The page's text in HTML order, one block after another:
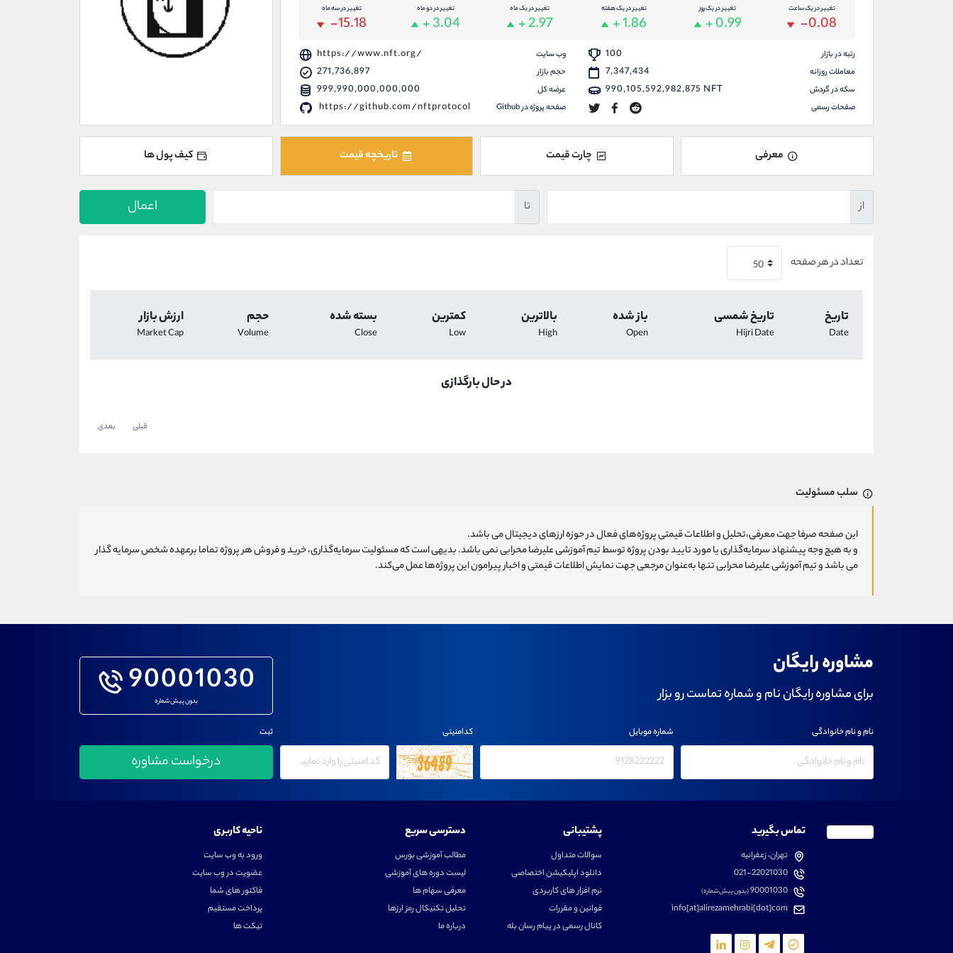
تغییر در یک ساعت
-0.08
تغییر در یک روز
+ 0.99
تغییر در یک هفته
+ 1.86
تغییر در یک ماه
+ 2.97
تغییر در دو ماه
+ 3.04
تغییر در سه ماه
-15.18
رتبه در بازار 100 وب سایت https://www.nft.org/
معاملات روزانه 7,347,434 حجم بازار 271,736,897
سکه در گردش 990,105,592,982,875 NFT عرضه کل 999,990,000,000,000
صفحات رسمی صفحه پروژه در Github https://github.com/nftprotocol
معرفی چارت قیمت تاریخچه قیمت کیف پول ها
از تا اعمال
تعداد در هر صفحه
تاریخ
Date
تاریخ شمسی
Hijri Date
باز شده
Open
بالاترین
High
کمترین
Low
بسته شده
Close
حجم
Volume
ارزش بازار
Market Cap
در حال بارگذازی
قبلی بعدی
سلب مسئولیت
این صفحه صرفا جهت معرفی،تحلیل و اطلاعات قیمتی پروژه‌های فعال در حوزه ارزهای دیجیتال می باشد.
و به هیچ وجه پیشنهاد سرمایه‌گذاری یا مورد تایید بودن پروژه توسط تیم آموزشی علیرضا محرابی نمی باشد. بدیهی است که مسئولیت سرمایه‌گذاری، خرید و فروش هر پروژه تماما برعهده شخص سرمایه گذار
می باشد و تیم آموزشی علیرضا محرابی تنها به‌عنوان مرجعی جهت نمایش اطلاعات قیمتی و اخبار پیرامون این پروژه‌‌ها عمل می‌کند.
مشاوره رایگان
برای مشاوره رایگان نام و شماره تماست رو بزار 90001030
بدون پیش شماره
نام و نام خانوادگی شماره موبایل کدامنیتی ثبت
تماس بگیرید
تهران، زعفرانیه
021-22021030
90001030(بدون پیش شماره)
info[at]alirezamehrabi[dot]com
پشتیبانی
سوالات متداول
دانلود اپلیکیشن اختصاصی
نرم افزار های کاربردی
قوانین و مقررات
کانال رسمی در پیام رسان بله
دسترسی سریع
مطالب آموزشی بورس
لیست دوره های آموزشی
معرفی سهام ها
تحلیل تکنیکال رمز ارزها
درباره ما
ناحیه کاربری
ورود به وب سایت
عضویت در وب سایت
فاکتور های شما
پرداخت مستقیم
تیکت ها